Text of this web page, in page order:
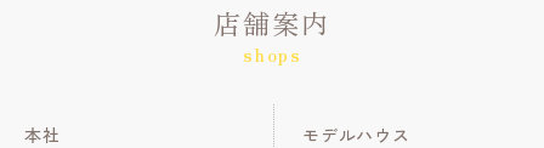
店舗案内
shops
本社 モデルハウス